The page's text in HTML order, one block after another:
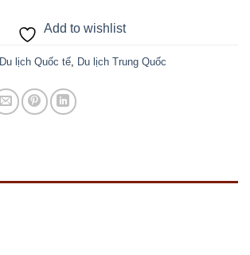
Add to wishlist
Du lịch Quốc tế Du lịch Trung Quốc